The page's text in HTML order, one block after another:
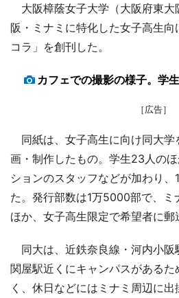
大阪樟蔭女子大学（大阪府東大
阪・ミナミに特化した女子高生
コラ」を創刊した。
カフェでの撮影の様子。学
［広告］
同紙は、女子高生に向け同大学
画・制作したもの。学生23人の
ションのスタッフなどが加わり
た。発行部数は1万5000部で、ミ
ほか、女子高生限定で希望者に郵
同大は、近鉄奈良線・河内小阪
関屋駅近くにキャンパスがある
く、休日などにはミナミ周辺に